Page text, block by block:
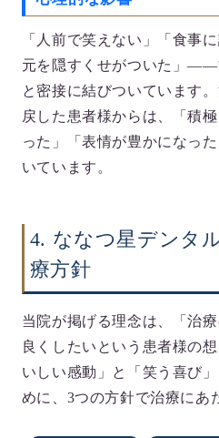
「人前で笑えない」「食事
元を隠すくせがついた」——
と密接に結びついています
戻した患者様からは、「積
った」「表情が豊かになっ
いています。
4. ななつ星デンタ
療方針
当院が掲げる理念は、
「治
良くしたいという患者様の想
いしい感動」と「笑う喜び
めに、3つの方針で治療にあ